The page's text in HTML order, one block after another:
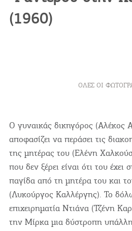
(1960)
ΌΛΕΣ ΟΙ
O γυναικάς δικηγόρος (Αλέκος
αποφασίζει να περάσει τις
της μητέρας του (Ελένη
που δεν ξέρει είναι ότι του έχει
παγίδα από τη μητέρα του και
(Λυκούργος Καλλέργης). Το
επιχειρηματία Ντιάνα (Τζένη
την Μίρκα μια δύστροπη
Επιλέγοντας να συνεχίσετε
Cookies.